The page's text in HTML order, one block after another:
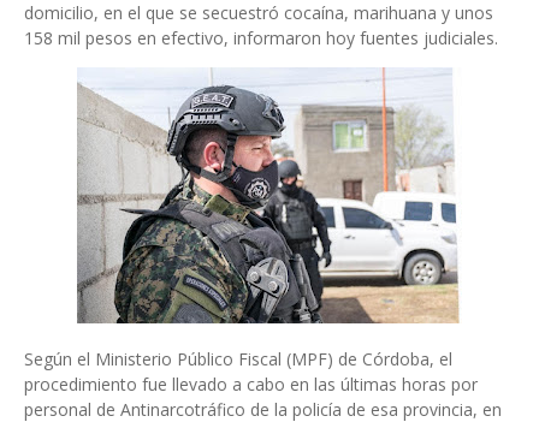
domicilio, en el que se secuestró cocaína, marihuana y unos
158 mil pesos en efectivo, informaron hoy fuentes judiciales.
Según el Ministerio Público Fiscal (MPF) de Córdoba, el
procedimiento fue llevado a cabo en las últimas horas por
personal de Antinarcotráfico de la policía de esa provincia, en